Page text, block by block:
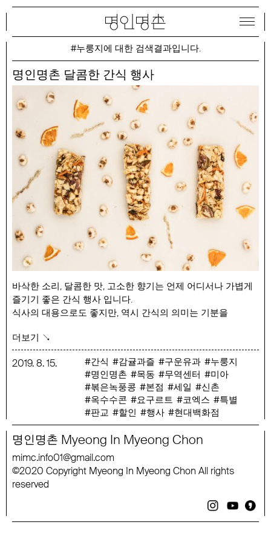
#누룽지에 대한 검색결과입니다.
명인명촌 달콤한 간식 행사
바삭한 소리, 달콤한 맛, 고소한 향기는 언제 어디서나 가볍게
즐기기 좋은 간식 행사 입니다.
식사의 대용으로도 좋지만, 역시 간식의 의미는 기분을
기분 좋은 간식으로 한여름의 스트레스를 잠시나마 날려
버리실 수 있길 바랍니다.
행사 기간 : 8/15(목) ~ 8/25(일)
행사 품목 : 양혜숙 수제요구르트 500ml*2, 오정자 감귤과즐
150g, 유영군 구운유과 150g, 이득자 약선누룽지 100g, 이원복
옥수수콘 100g, 홍진이 볶은 녹풍콩 14g*5입
더보기 ↘
2019.8.15. 간식 감귤과즐 구운유과
누룽지
명인명촌
목동 무역센터
미아
볶은녹풍콩
본점 세일
신촌
옥수수콘
요구르트 코엑스
특별
판교
할인 행사 현대백화점
명인명촌 Myeong In Myeong Chon
mimc.info01@gmail.com
©2020 Copyright Myeong In Myeong Chon All rights
reserved